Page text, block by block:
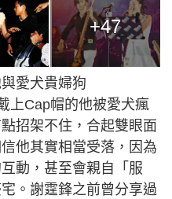
+47
愛犬貴婦狗
上Cap帽的他被愛犬瘋
招架不住，合起雙眼面
他其實相當受落，因為
動，甚至會親自「服
。謝霆鋒之前曾分享過